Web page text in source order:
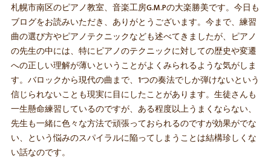
札幌市南区のピアノ教室、音楽工房G.M.Pの大楽勝美です。今日も
ブログをお読みいただき、ありがとうございます。今まで、練習
曲の選び方やピアノテクニックなども述べてきましたが、ピアノ
の先生の中には、特にピアノのテクニックに対しての歴史や変遷
への正しい理解が薄いということがよくみられるような気がしま
す。バロックから現代の曲まで、1つの奏法でしか弾けないという
信じられないことも現実に目にしたことがあります。生徒さんも
一生懸命練習しているのですが、ある程度以上うまくならない、
先生も一緒に色々な方法で頑張っておられるのですが効果がでな
い、という悩みのスパイラルに陥ってしまうことは結構珍しくな
い話なのです。